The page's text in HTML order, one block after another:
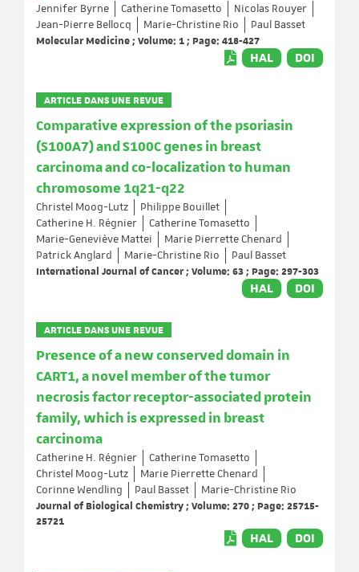
Jennifer Byrne Catherine Tomasetto
Nicolas Rouyer
Jean-Pierre Bellocq
Marie-Christine Rio
Paul Basset
Molecular Medicine ; Volume: 1 ; Page: 418-427
HAL DOI
ARTICLE DANS UNE REVUE
Comparative expression of the psoriasin
(S100A7) and S100C genes in breast
carcinoma and co-localization to human
chromosome 1q21-q22
Christel Moog-Lutz
Philippe Bouillet
Catherine H. Régnier
Catherine Tomasetto
Marie-Geneviève Mattei
Marie Pierrette Chenard
Patrick Anglard
Marie-Christine Rio
Paul Basset
International Journal of Cancer ; Volume: 63 ; Page: 297-303
HAL DOI
ARTICLE DANS UNE REVUE
Presence of a new conserved domain in
CART1, a novel member of the tumor
necrosis factor receptor-associated protein
family, which is expressed in breast
carcinoma
Catherine H. Régnier
Catherine Tomasetto
Christel Moog-Lutz
Marie Pierrette Chenard
Corinne Wendling
Paul Basset
Marie-Christine Rio
Journal of Biological Chemistry ; Volume: 270 ; Page: 25715-
25721
HAL DOI